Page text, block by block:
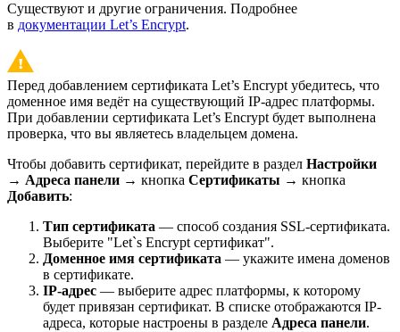
Существуют и другие ограничения. Подробнее
в документации Let’s Encrypt.
Перед добавлением сертификата Let’s Encrypt убедитесь, что
доменное имя ведёт на существующий IP-адрес платформы.
При добавлении сертификата Let’s Encrypt будет выполнена
проверка, что вы являетесь владельцем домена.
Чтобы добавить сертификат, перейдите в раздел Настройки
→ Адреса панели → кнопка Сертификаты → кнопка
Добавить:
Тип сертификата — способ создания SSL-сертификата.
Выберите "Let`s Encrypt сертификат".
Доменное имя сертификата — укажите имена доменов
в сертификате.
IP-адрес — выберите адрес платформы, к которому
будет привязан сертификат. В списке отображаются IP-
адреса, которые настроены в разделе Адреса панели.